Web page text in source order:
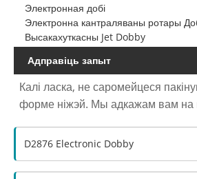
Электронная добі
Электронна кантраляваны ротары
Высакахуткасны Jet Dobby
Адправіць запыт
Калі ласка, не саромейцеся
форме ніжэй. Мы адкажам вам на